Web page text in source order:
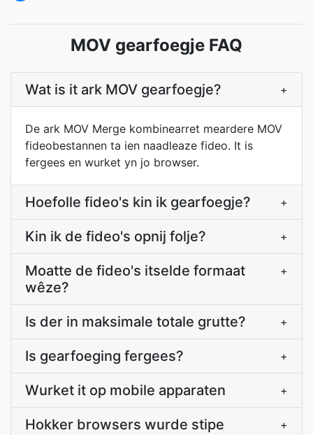
MOV gearfoegje FAQ
Wat is it ark MOV gearfoegje? +
De ark MOV Merge kombinearret meardere MOV
fideobestannen ta ien naadleaze fideo. It is
fergees en wurket yn jo browser.
Hoefolle fideo's kin ik gearfoegje? +
Kin ik de fideo's opnij folje? +
Moatte de fideo's itselde formaat
wêze?
+
Is der in maksimale totale grutte? +
Is gearfoeging fergees? +
Wurket it op mobile apparaten +
Hokker browsers wurde stipe +